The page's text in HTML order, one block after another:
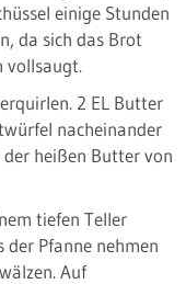
einige Stunden
da sich das Brot
vollsaugt.
2 EL Butter
nacheinander
heißen Butter von
tiefen Teller
der Pfanne nehmen
Auf